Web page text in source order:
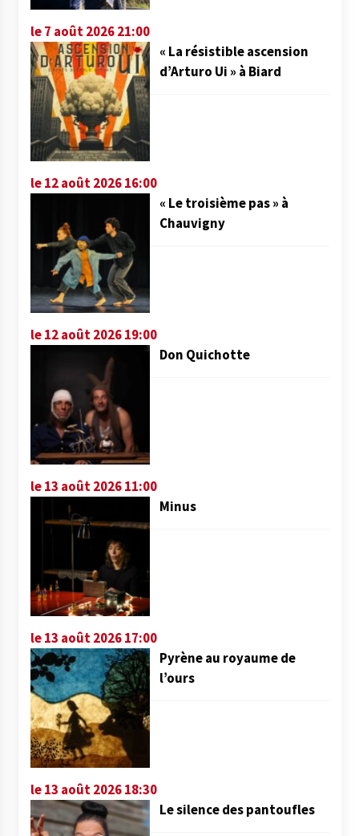
le 7 août 2026 21:00
« La résistible ascension
d’Arturo Ui » à Biard
le 12 août 2026 16:00
« Le troisième pas » à
Chauvigny
le 12 août 2026 19:00
Don Quichotte
le 13 août 2026 11:00
Minus
le 13 août 2026 17:00
Pyrène au royaume de
l’ours
le 13 août 2026 18:30
Le silence des pantoufles